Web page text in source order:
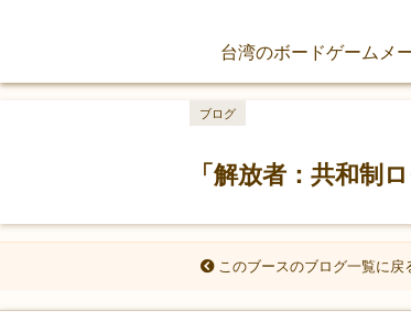
台湾のボードゲームメ
「解放者：共和制
ブログ
このブースのブログ一覧に戻